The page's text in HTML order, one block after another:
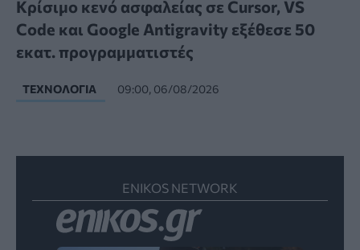
Κρίσιμο κενό ασφαλείας σε Cursor, VS
Code και Google Antigravity εξέθεσε 50
εκατ. προγραμματιστές
ΤΕΧΝΟΛΟΓΊΑ 09:00, 06/08/2026
ENIKOS NETWORK